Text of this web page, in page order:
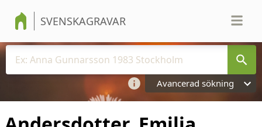
SVENSKAGRAVAR
Avancerad sökning